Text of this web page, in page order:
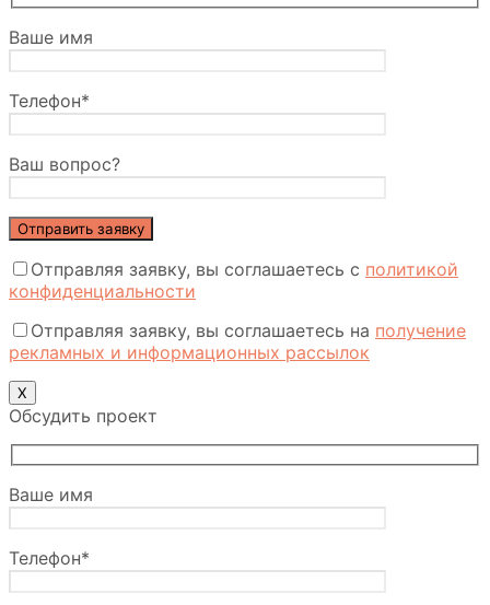
Ваше имя
Телефон*
Ваш вопрос?
Отправляя заявку, вы соглашаетесь с политикой
конфиденциальности
Отправляя заявку, вы соглашаетесь на получение
рекламных и информационных рассылок
Х
Обсудить проект
Ваше имя
Телефон*